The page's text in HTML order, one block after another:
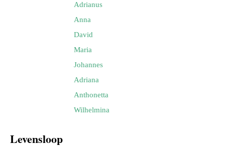
Adrianus
Anna
David
Maria
Johannes
Adriana
Anthonetta
Wilhelmina
Levensloop